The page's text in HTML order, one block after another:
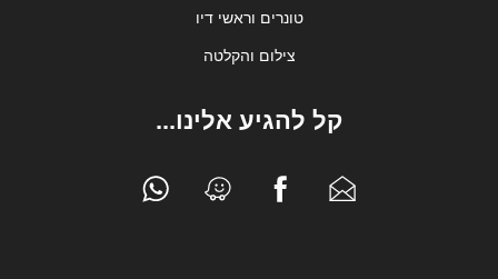
טונרים וראשי דיו
צילום והקלטה
קל להגיע אלינו...